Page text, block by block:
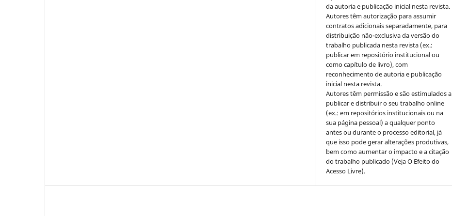
da autoria e publicação inicial nesta revista.
Autores têm autorização para assumir
contratos adicionais separadamente, para
distribuição não-exclusiva da versão do
trabalho publicada nesta revista (ex.:
publicar em repositório institucional ou
como capítulo de livro), com
reconhecimento de autoria e publicação
inicial nesta revista.
Autores têm permissão e são estimulados a
publicar e distribuir o seu trabalho online
(ex.: em repositórios institucionais ou na
sua página pessoal) a qualquer ponto
antes ou durante o processo editorial, já
que isso pode gerar alterações produtivas,
bem como aumentar o impacto e a citação
do trabalho publicado (Veja O Efeito do
Acesso Livre).